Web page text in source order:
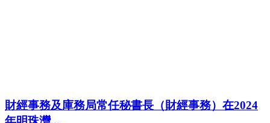
財經事務及庫務局常任秘書長（財經事務）在2024